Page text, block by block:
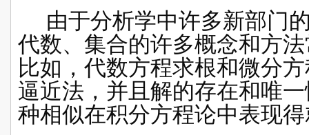
由于分析学中许多新部门
代数、集合的许多概念和方
比如，代数方程求根和微分
逼近法 ，并且解的存在和唯
种相似在积分方程论中表现